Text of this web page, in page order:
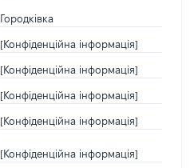
Городківка
[Конфіденційна інформація]
[Конфіденційна інформація]
[Конфіденційна інформація]
[Конфіденційна інформація]
[Конфіденційна інформація]